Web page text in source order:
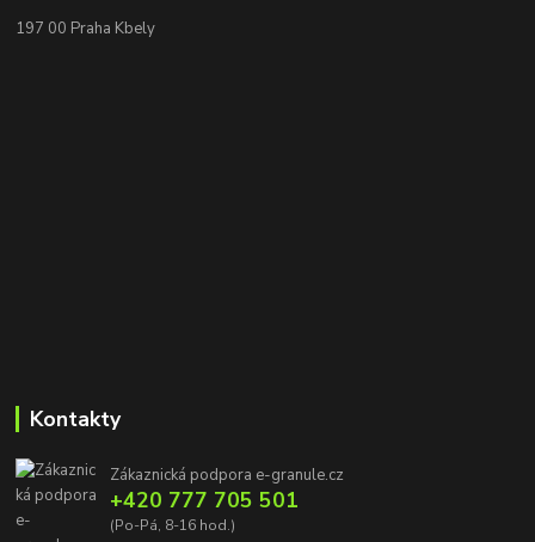
197 00 Praha Kbely
Kontakty
Zákaznická podpora e-granule.cz
+420 777 705 501
(Po-Pá, 8-16 hod.)